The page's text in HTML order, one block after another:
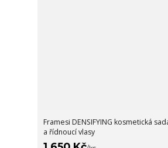
Framesi DENSIFYING kosmetická
a řídnoucí vlasy